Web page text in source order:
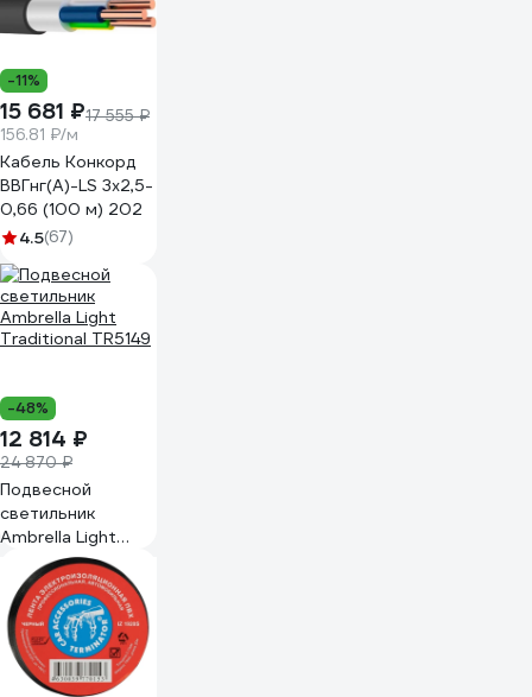
-11%
15 681 ₽17 555 ₽
156.81 ₽/м
Кабель Конкорд
ВВГнг(А)-LS 3х2,5-
0,66 (100 м) 202
4.5(67)
-48%
12 814 ₽
24 870 ₽
Подвесной
светильник
Ambrella Light
Traditional TR5149